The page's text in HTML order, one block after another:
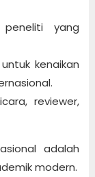
yang
kenaikan
reviewer,
adalah
modern.